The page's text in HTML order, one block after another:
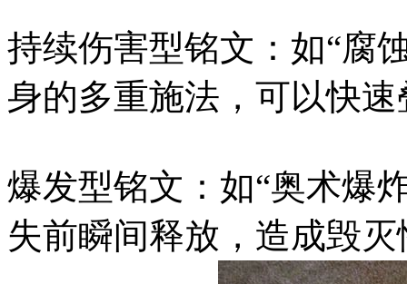
持续伤害型铭文：如“腐
身的多重施法，可以快
爆发型铭文：如“奥术爆
失前瞬间释放，造成毁